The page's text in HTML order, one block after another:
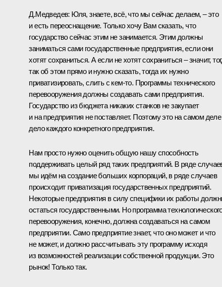
Д.Медведев: Юля, знаете, всё, что мы сейчас делаем, – это
и есть переоснащение. Только хочу Вам сказать, что
государство сейчас этим не занимается. Этим должны
заниматься сами государственные предприятия, если они
хотят сохраниться. А если не хотят сохраниться – значит,
так об этом прямо и нужно сказать, тогда их нужно
приватизировать, слить с кем‑то. Программы технического
перевооружения должны создавать сами предприятия.
Государство из бюджета никаких станков не закупает
и на предприятия не поставляет. Поэтому это на самом деле
дело каждого конкретного предприятия.
Нам просто нужно оценить общую нашу способность
поддерживать целый ряд таких предприятий. В ряде
мы идём на создание больших корпораций, в ряде случаев
происходит приватизация государственных предприятий.
Некоторые предприятия в силу специфики их работы
остаться государственными. Но программа
перевооружения, конечно, должна создаваться на самом
предприятии. Само предприятие знает, что оно может и что
не может, и должно рассчитывать эту программу исходя
из возможностей реализации собственной продукции. Это
рынок! Только так.